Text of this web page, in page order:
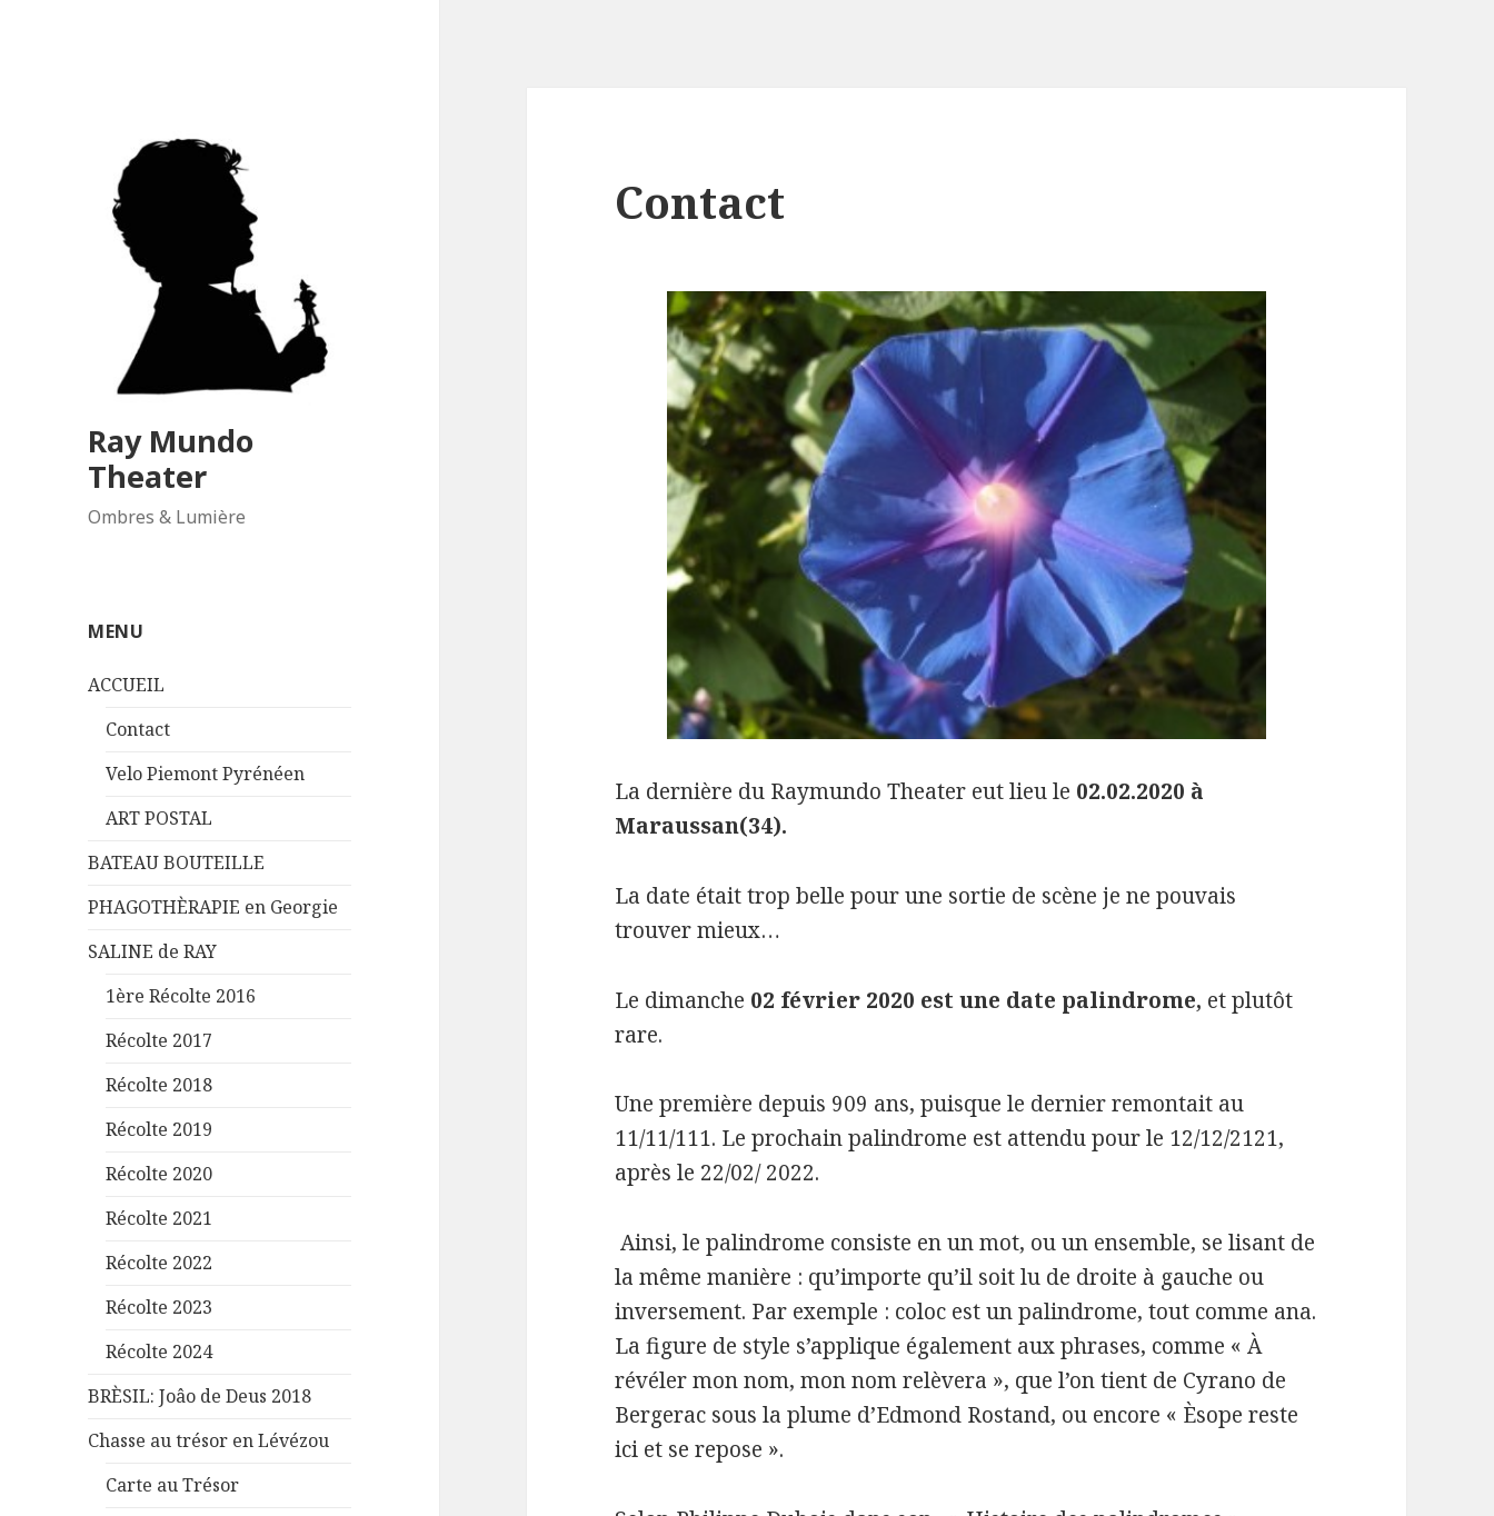
Ray Mundo
Theater
Ombres & Lumière
MENU
ACCUEIL
Contact
Velo Piemont Pyrénéen
ART POSTAL
BATEAU BOUTEILLE
PHAGOTHÈRAPIE en Georgie
SALINE de RAY
1ère Récolte 2016
Récolte 2017
Récolte 2018
Récolte 2019
Récolte 2020
Récolte 2021
Récolte 2022
Récolte 2023
Récolte 2024
BRÈSIL: Joâo de Deus 2018
Chasse au trésor en Lévézou
Carte au Trésor
Contact
La dernière du Raymundo Theater eut lieu le 02.02.2020 à
Maraussan(34).
La date était trop belle pour une sortie de scène je ne pouvais
trouver mieux…
Le dimanche 02 février 2020 est une date palindrome, et plutôt
rare.
Une première depuis 909 ans, puisque le dernier remontait au
11/11/111. Le prochain palindrome est attendu pour le 12/12/2121,
après le 22/02/ 2022.
Ainsi, le palindrome consiste en un mot, ou un ensemble, se lisant de
la même manière : qu’importe qu’il soit lu de droite à gauche ou
inversement. Par exemple : coloc est un palindrome, tout comme ana.
La figure de style s’applique également aux phrases, comme « À
révéler mon nom, mon nom relèvera », que l’on tient de Cyrano de
Bergerac sous la plume d’Edmond Rostand, ou encore « Èsope reste
ici et se repose ».